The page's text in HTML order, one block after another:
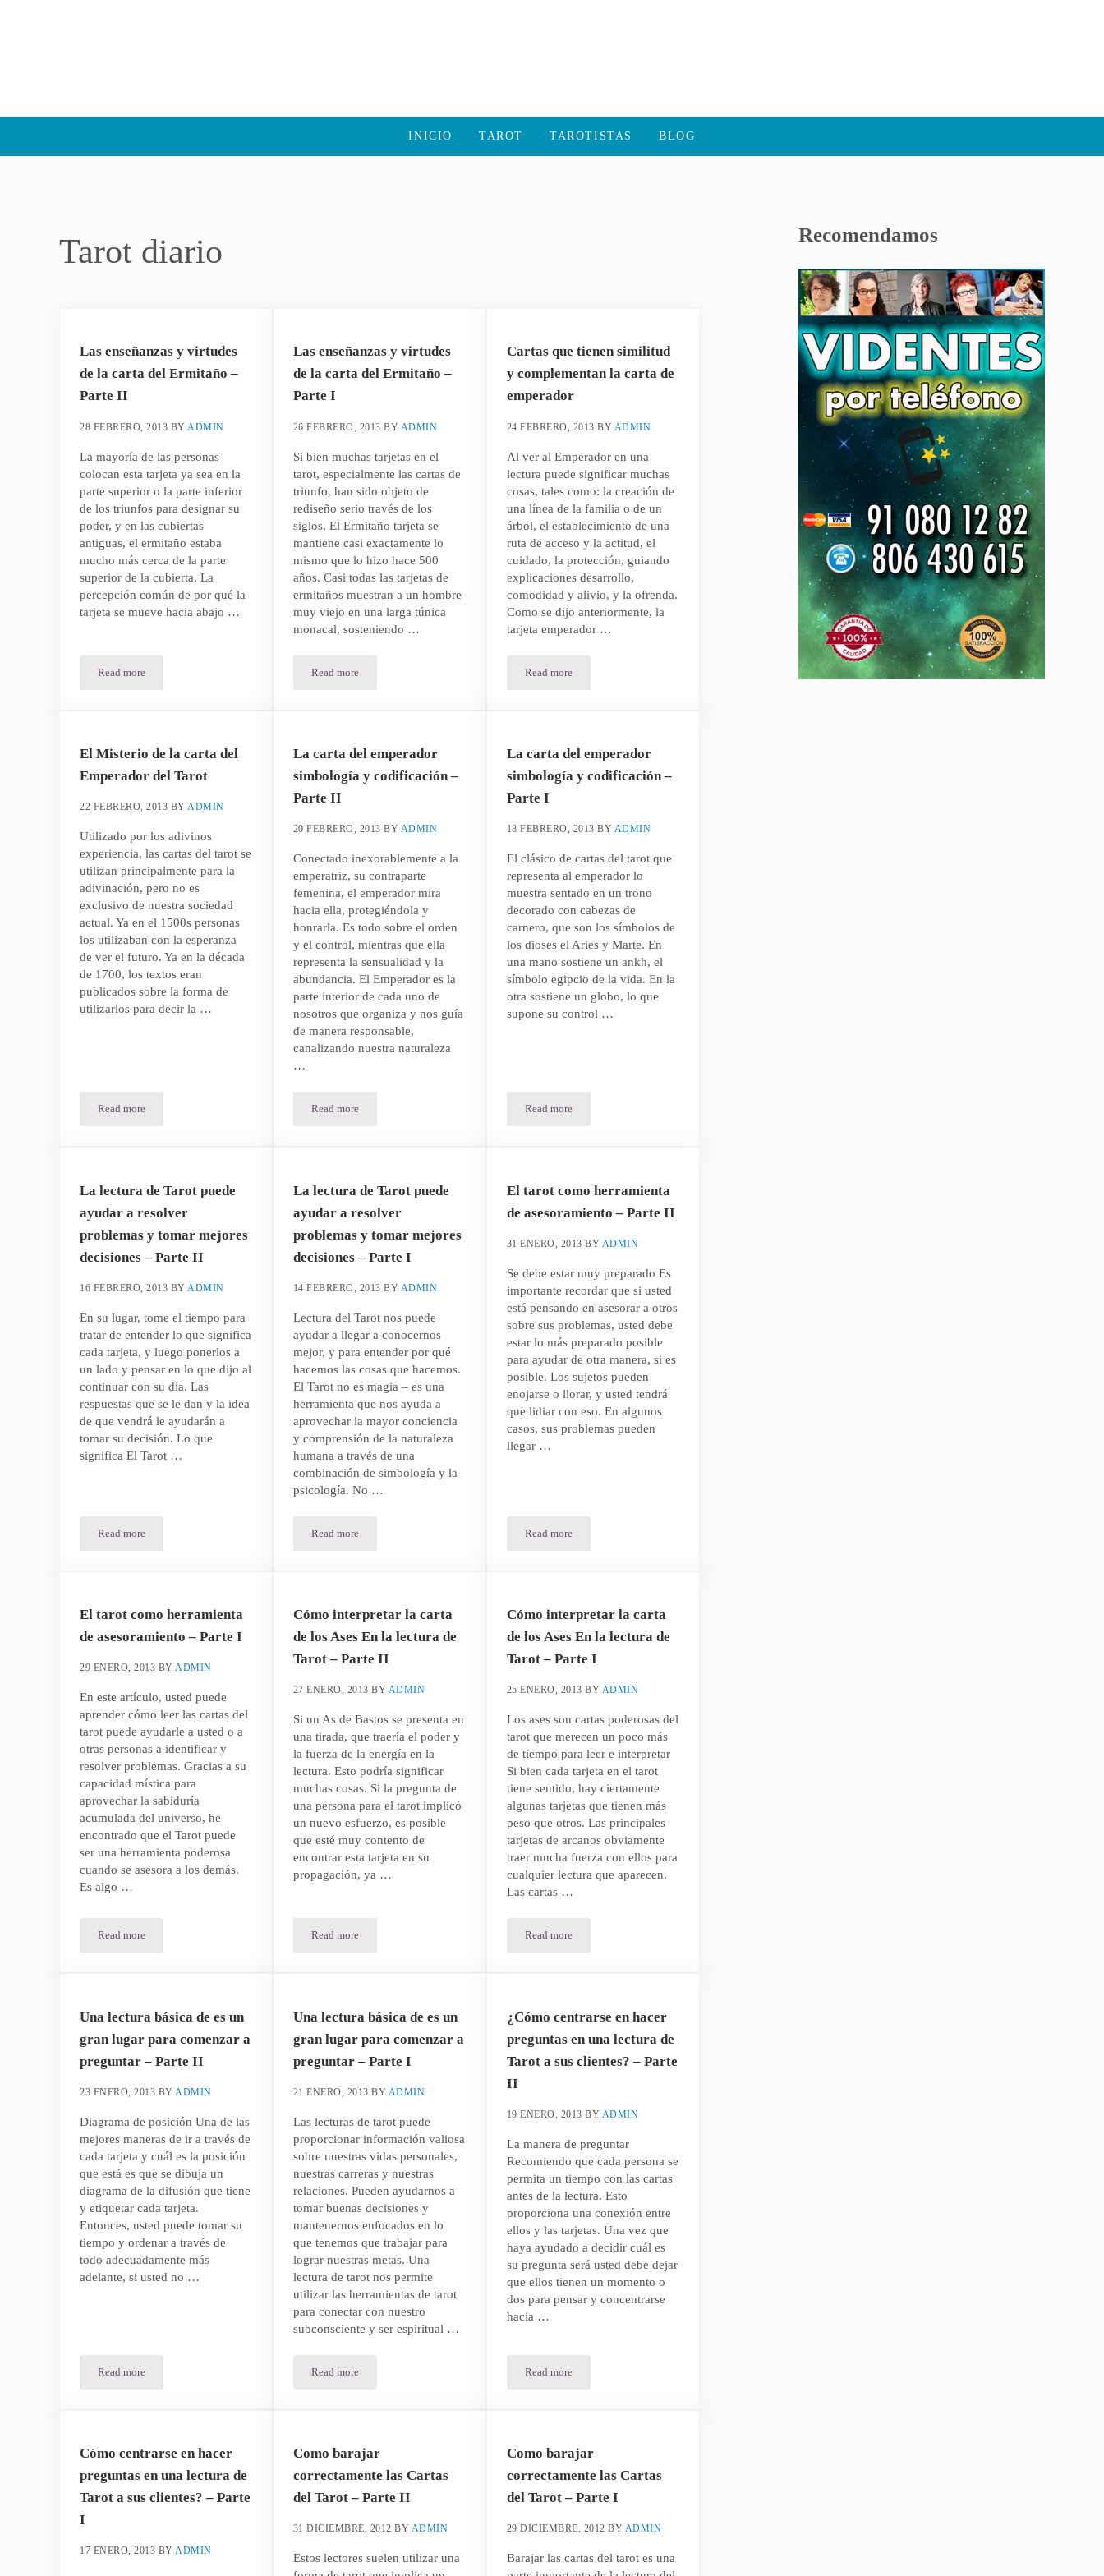
INICIO TAROT TAROTISTAS BLOG
Tarot diario
Las enseñanzas y virtudes
de la carta del Ermitaño –
Parte II
28 FEBRERO, 2013 BY ADMIN
La mayoría de las personas
colocan esta tarjeta ya sea en la
parte superior o la parte inferior
de los triunfos para designar su
poder, y en las cubiertas
antiguas, el ermitaño estaba
mucho más cerca de la parte
superior de la cubierta. La
percepción común de por qué la
tarjeta se mueve hacia abajo …
Read moreLas enseñanzas y virtudes de la carta del Ermitaño – Parte II
Las enseñanzas y virtudes
de la carta del Ermitaño –
Parte I
26 FEBRERO, 2013 BY ADMIN
Si bien muchas tarjetas en el
tarot, especialmente las cartas de
triunfo, han sido objeto de
rediseño serio través de los
siglos, El Ermitaño tarjeta se
mantiene casi exactamente lo
mismo que lo hizo hace 500
años. Casi todas las tarjetas de
ermitaños muestran a un hombre
muy viejo en una larga túnica
monacal, sosteniendo …
Read moreLas enseñanzas y virtudes de la carta del Ermitaño – Parte I
Cartas que tienen similitud
y complementan la carta de
emperador
24 FEBRERO, 2013 BY ADMIN
Al ver al Emperador en una
lectura puede significar muchas
cosas, tales como: la creación de
una línea de la familia o de un
árbol, el establecimiento de una
ruta de acceso y la actitud, el
cuidado, la protección, guiando
explicaciones desarrollo,
comodidad y alivio, y la ofrenda.
Como se dijo anteriormente, la
tarjeta emperador …
Read moreCartas que tienen similitud y complementan la carta de emperador
El Misterio de la carta del
Emperador del Tarot
22 FEBRERO, 2013 BY ADMIN
Utilizado por los adivinos
experiencia, las cartas del tarot se
utilizan principalmente para la
adivinación, pero no es
exclusivo de nuestra sociedad
actual. Ya en el 1500s personas
los utilizaban con la esperanza
de ver el futuro. Ya en la década
de 1700, los textos eran
publicados sobre la forma de
utilizarlos para decir la …
Read moreEl Misterio de la carta del Emperador del Tarot
La carta del emperador
simbología y codificación –
Parte II
20 FEBRERO, 2013 BY ADMIN
Conectado inexorablemente a la
emperatriz, su contraparte
femenina, el emperador mira
hacia ella, protegiéndola y
honrarla. Es todo sobre el orden
y el control, mientras que ella
representa la sensualidad y la
abundancia. El Emperador es la
parte interior de cada uno de
nosotros que organiza y nos guía
de manera responsable,
canalizando nuestra naturaleza
…
Read moreLa carta del emperador simbología y codificación – Parte II
La carta del emperador
simbología y codificación –
Parte I
18 FEBRERO, 2013 BY ADMIN
El clásico de cartas del tarot que
representa al emperador lo
muestra sentado en un trono
decorado con cabezas de
carnero, que son los símbolos de
los dioses el Aries y Marte. En
una mano sostiene un ankh, el
símbolo egipcio de la vida. En la
otra sostiene un globo, lo que
supone su control …
Read moreLa carta del emperador simbología y codificación – Parte I
La lectura de Tarot puede
ayudar a resolver
problemas y tomar mejores
decisiones – Parte II
16 FEBRERO, 2013 BY ADMIN
En su lugar, tome el tiempo para
tratar de entender lo que significa
cada tarjeta, y luego ponerlos a
un lado y pensar en lo que dijo al
continuar con su día. Las
respuestas que se le dan y la idea
de que vendrá le ayudarán a
tomar su decisión. Lo que
significa El Tarot …
Read moreLa lectura de Tarot puede ayudar a resolver problemas y tomar mejores decisiones – Parte II
La lectura de Tarot puede
ayudar a resolver
problemas y tomar mejores
decisiones – Parte I
14 FEBRERO, 2013 BY ADMIN
Lectura del Tarot nos puede
ayudar a llegar a conocernos
mejor, y para entender por qué
hacemos las cosas que hacemos.
El Tarot no es magia – es una
herramienta que nos ayuda a
aprovechar la mayor conciencia
y comprensión de la naturaleza
humana a través de una
combinación de simbología y la
psicología. No …
Read moreLa lectura de Tarot puede ayudar a resolver problemas y tomar mejores decisiones – Parte I
El tarot como herramienta
de asesoramiento – Parte II
31 ENERO, 2013 BY ADMIN
Se debe estar muy preparado Es
importante recordar que si usted
está pensando en asesorar a otros
sobre sus problemas, usted debe
estar lo más preparado posible
para ayudar de otra manera, si es
posible. Los sujetos pueden
enojarse o llorar, y usted tendrá
que lidiar con eso. En algunos
casos, sus problemas pueden
llegar …
Read moreEl tarot como herramienta de asesoramiento – Parte II
El tarot como herramienta
de asesoramiento – Parte I
29 ENERO, 2013 BY ADMIN
En este artículo, usted puede
aprender cómo leer las cartas del
tarot puede ayudarle a usted o a
otras personas a identificar y
resolver problemas. Gracias a su
capacidad mística para
aprovechar la sabiduría
acumulada del universo, he
encontrado que el Tarot puede
ser una herramienta poderosa
cuando se asesora a los demás.
Es algo …
Read moreEl tarot como herramienta de asesoramiento – Parte I
Cómo interpretar la carta
de los Ases En la lectura de
Tarot – Parte II
27 ENERO, 2013 BY ADMIN
Si un As de Bastos se presenta en
una tirada, que traería el poder y
la fuerza de la energía en la
lectura. Esto podría significar
muchas cosas. Si la pregunta de
una persona para el tarot implicó
un nuevo esfuerzo, es posible
que esté muy contento de
encontrar esta tarjeta en su
propagación, ya …
Read moreCómo interpretar la carta de los Ases En la lectura de Tarot – Parte II
Cómo interpretar la carta
de los Ases En la lectura de
Tarot – Parte I
25 ENERO, 2013 BY ADMIN
Los ases son cartas poderosas del
tarot que merecen un poco más
de tiempo para leer e interpretar
Si bien cada tarjeta en el tarot
tiene sentido, hay ciertamente
algunas tarjetas que tienen más
peso que otros. Las principales
tarjetas de arcanos obviamente
traer mucha fuerza con ellos para
cualquier lectura que aparecen.
Las cartas …
Read moreCómo interpretar la carta de los Ases En la lectura de Tarot – Parte I
Una lectura básica de es un
gran lugar para comenzar a
preguntar – Parte II
23 ENERO, 2013 BY ADMIN
Diagrama de posición Una de las
mejores maneras de ir a través de
cada tarjeta y cuál es la posición
que está es que se dibuja un
diagrama de la difusión que tiene
y etiquetar cada tarjeta.
Entonces, usted puede tomar su
tiempo y ordenar a través de
todo adecuadamente más
adelante, si usted no …
Read moreUna lectura básica de es un gran lugar para comenzar a preguntar – Parte II
Una lectura básica de es un
gran lugar para comenzar a
preguntar – Parte I
21 ENERO, 2013 BY ADMIN
Las lecturas de tarot puede
proporcionar información valiosa
sobre nuestras vidas personales,
nuestras carreras y nuestras
relaciones. Pueden ayudarnos a
tomar buenas decisiones y
mantenernos enfocados en lo
que tenemos que trabajar para
lograr nuestras metas. Una
lectura de tarot nos permite
utilizar las herramientas de tarot
para conectar con nuestro
subconsciente y ser espiritual …
Read moreUna lectura básica de es un gran lugar para comenzar a preguntar – Parte I
¿Cómo centrarse en hacer
preguntas en una lectura de
Tarot a sus clientes? – Parte
II
19 ENERO, 2013 BY ADMIN
La manera de preguntar
Recomiendo que cada persona se
permita un tiempo con las cartas
antes de la lectura. Esto
proporciona una conexión entre
ellos y las tarjetas. Una vez que
haya ayudado a decidir cuál es
su pregunta será usted debe dejar
que ellos tienen un momento o
dos para pensar y concentrarse
hacia …
Read more¿Cómo centrarse en hacer preguntas en una lectura de Tarot a sus clientes? – Parte II
Cómo centrarse en hacer
preguntas en una lectura de
Tarot a sus clientes? – Parte
I
17 ENERO, 2013 BY ADMIN
Como barajar
correctamente las Cartas
del Tarot – Parte II
31 DICIEMBRE, 2012 BY ADMIN
Estos lectores suelen utilizar una
Como barajar
correctamente las Cartas
del Tarot – Parte I
29 DICIEMBRE, 2012 BY ADMIN
Barajar las cartas del tarot es una
Recomendamos